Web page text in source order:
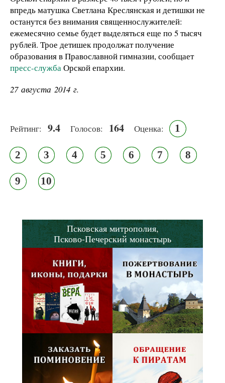
впредь матушка Светлана Креслянская и детишки не
останутся без внимания священнослужителей:
ежемесячно семье будет выделяться еще по 5 тысяч
рублей. Трое детишек продолжат получение
образования в Православной гимназии, сообщает
пресс-службаОрской епархии.
27 августа 2014 г.
Рейтинг: 9.4 Голосов: 164 Оценка: 1
2 3 4 5 6 7 8
9 10
Псковская митрополия,
Псково-Печерский монастырь